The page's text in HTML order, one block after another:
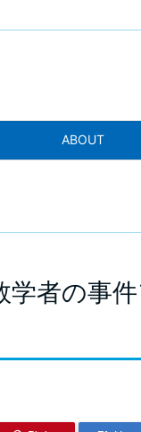
ABOUT
学者の事